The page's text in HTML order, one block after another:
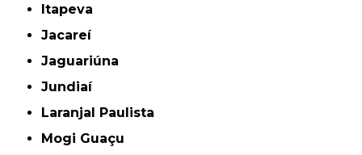
Itapeva
Jacareí
Jaguariúna
Jundiaí
Laranjal Paulista
Mogi Guaçu